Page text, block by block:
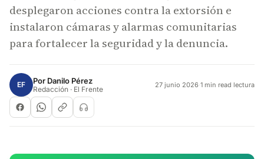
desplegaron acciones contra la extorsión e
instalaron cámaras y alarmas comunitarias
para fortalecer la seguridad y la denuncia.
EF Por Danilo Pérez
Redacción · El Frente 27 junio 2026·1 min read lectura